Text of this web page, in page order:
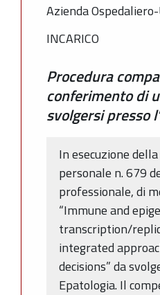
Azienda
INCARICO
Procedura
conferimento di
svolgersi presso
In esecuzione
personale n. 679
professionale, di
“Immune and
transcription/
integrated
decisions” da
Epatologia. Il